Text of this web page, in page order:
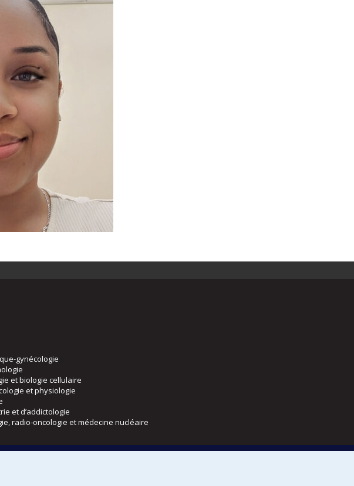
gynécologie
et biologie cellulaire
et physiologie
et d’addictologie
radio-oncologie et médecine nucléaire